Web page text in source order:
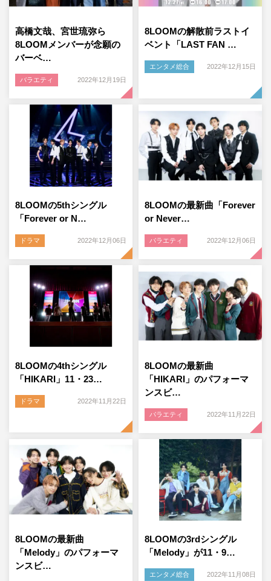
高橋文哉、宮世琉弥ら
8LOOMメンバーが念願の
バーベ…
バラエティ 2022年12月19日
8LOOMの解散前ラストイ
ベント「LAST FAN …
エンタメ総合 2022年12月15日
8LOOMの5thシングル
「Forever or N…
ドラマ 2022年12月06日
8LOOMの最新曲「Forever
or Never…
バラエティ 2022年12月06日
8LOOMの4thシングル
「HIKARI」11・23…
ドラマ 2022年11月22日
8LOOMの最新曲
「HIKARI」のパフォーマ
ンスビ…
バラエティ 2022年11月22日
8LOOMの最新曲
「Melody」のパフォーマ
ンスビ…
8LOOMの3rdシングル
「Melody」が11・9…
エンタメ総合 2022年11月08日